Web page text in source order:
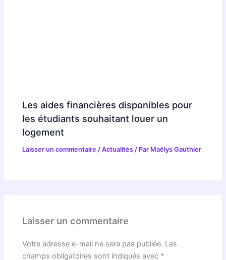
Les aides financières disponibles pour
les étudiants souhaitant louer un
logement
Laisser un commentaire /Actualités / Par Maëlys Gauthier
Laisser un commentaire
Votre adresse e-mail ne sera pas publiée. Les
champs obligatoires sont indiqués avec *